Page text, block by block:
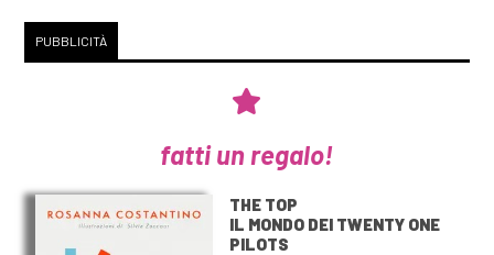
[15]
di Stefania Bergo: un estratto
PUBBLICITÀ
fatti un regalo!
THE TOP
IL MONDO DEI TWENTY ONE
PILOTS